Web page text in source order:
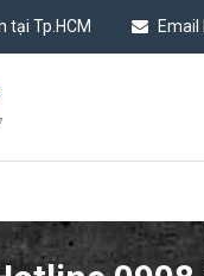
tại Tp.HCM